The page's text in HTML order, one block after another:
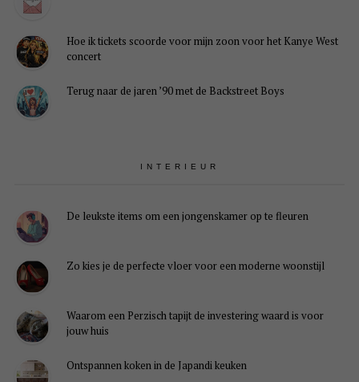
Hoe ik tickets scoorde voor mijn zoon voor het Kanye West
concert
Terug naar de jaren ’90 met de Backstreet Boys
INTERIEUR
De leukste items om een jongenskamer op te fleuren
Zo kies je de perfecte vloer voor een moderne woonstijl
Waarom een Perzisch tapijt de investering waard is voor
jouw huis
Ontspannen koken in de Japandi keuken